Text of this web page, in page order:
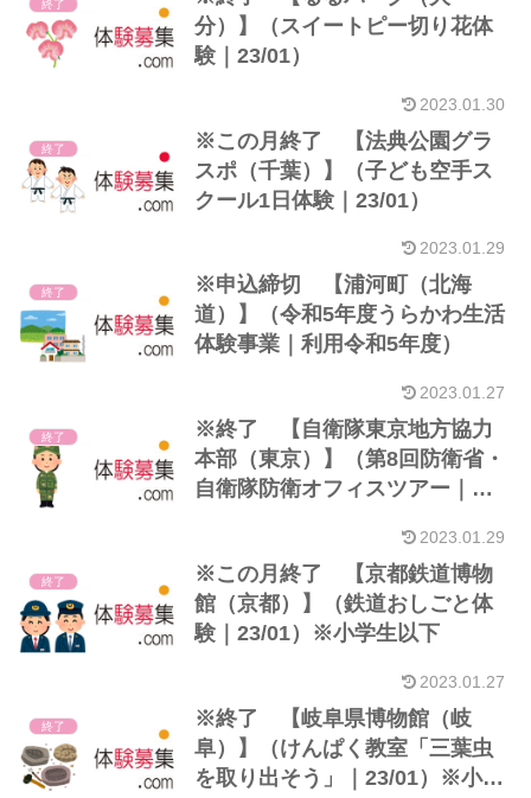
終了
分）】（スイートピー切り花体
験｜23/01）
2023.01.30
終了
※この月終了 【法典公園グラ
スポ（千葉）】（子ども空手ス
クール1日体験｜23/01）
2023.01.29
終了
※申込締切 【浦河町（北海
道）】（令和5年度うらかわ生活
体験事業｜利用令和5年度）
2023.01.27
終了
※終了 【自衛隊東京地方協力
本部（東京）】（第8回防衛省・
自衛隊防衛オフィスツアー｜
2023.01.29
終了
※この月終了 【京都鉄道博物
館（京都）】（鉄道おしごと体
験｜23/01）※小学生以下
2023.01.27
終了
※終了 【岐阜県博物館（岐
阜）】（けんぱく教室「三葉虫
を取り出そう」｜23/01）※小学